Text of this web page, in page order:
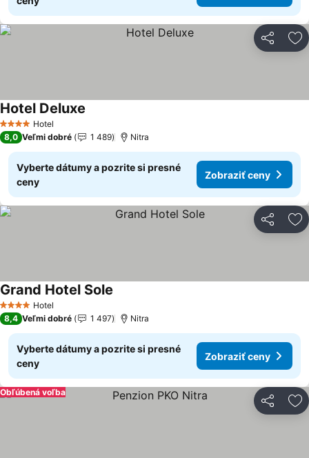
Zdieľať
4 Počet hviezdičiek
Hotel
Hotel Deluxe
8,0 Veľmi dobré 1 489 Nitra
Vyberte dátumy a pozrite si presné
ceny
Zobraziť ceny
Zdieľať
4 Počet hviezdičiek
Hotel
Grand Hotel Sole
8,4 Veľmi dobré 1 497 Nitra
Vyberte dátumy a pozrite si presné
ceny
Zobraziť ceny
Zdieľať
Obľúbená voľba